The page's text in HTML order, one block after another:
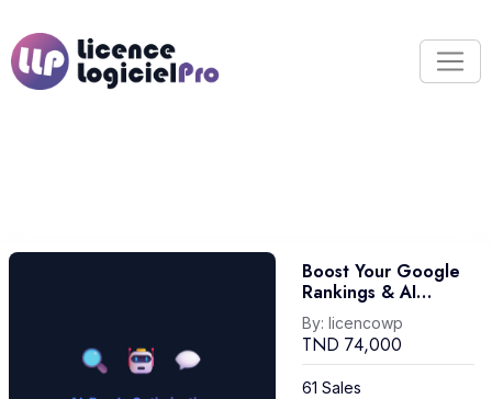
Boost Your Google
Rankings & AI
Visibility
By: licencowp
TND 74,000
61 Sales